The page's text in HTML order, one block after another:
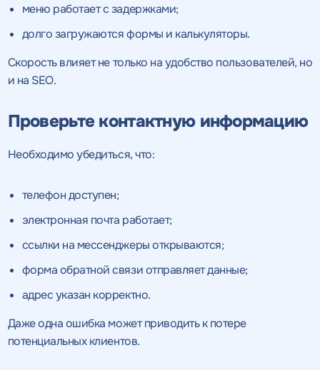
меню работает с задержками;
долго загружаются формы и калькуляторы.
Скорость влияет не только на удобство пользователей, но
и на SEO.
Проверьте контактную информацию
Необходимо убедиться, что:
телефон доступен;
электронная почта работает;
ссылки на мессенджеры открываются;
форма обратной связи отправляет данные;
адрес указан корректно.
Даже одна ошибка может приводить к потере
потенциальных клиентов.